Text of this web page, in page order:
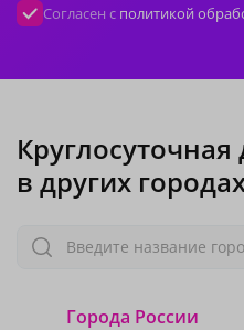
Согласен с политикой
в других
Введите название
Города России